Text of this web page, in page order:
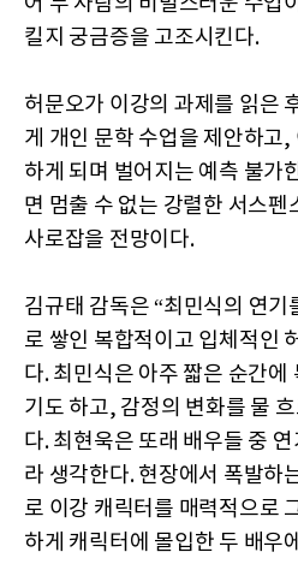
킬지 궁금증을 고조시킨다.
허문오가 이강의 과제를 읽은
게 개인 문학 수업을 제안하고
하게 되며 벌어지는 예측 불가
면 멈출 수 없는 강렬한 서스
사로잡을 전망이다.
김규태 감독은 “최민식의 연기
로 쌓인 복합적이고 입체적인
다. 최민식은 아주 짧은 순간에
기도 하고, 감정의 변화를 물
다. 최현욱은 또래 배우들 중
라 생각한다. 현장에서 폭발하
로 이강 캐릭터를 매력적으로
하게 캐릭터에 몰입한 두 배우